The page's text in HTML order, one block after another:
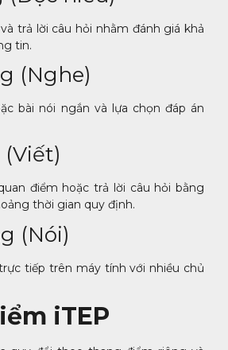
trả lời câu hỏi nhằm đánh giá khả
tin.
(Nghe)
bài nói ngắn và lựa chọn đáp án
điểm hoặc trả lời câu hỏi bằng
thời gian quy định.
(Nói)
tiếp trên máy tính với nhiều chủ
iTEP